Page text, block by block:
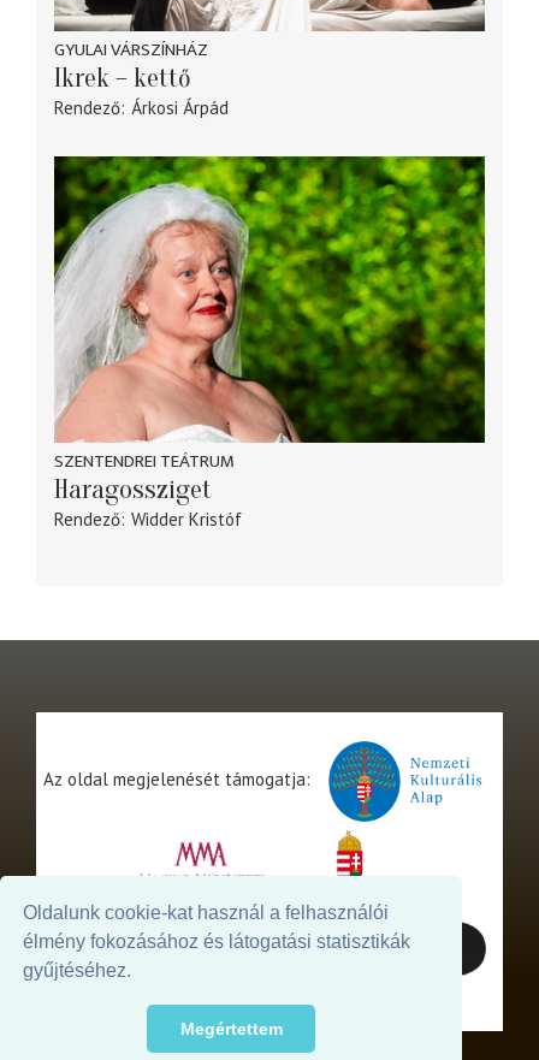
Oldalunk cookie-kat használ a felhasználói
élmény fokozásához és látogatási statisztikák
gyűjtéséhez.
Megértettem
GYULAI VÁRSZÍNHÁZ
Ikrek – kettő
Rendező Árkosi Árpád
SZENTENDREI TEÁTRUM
Haragossziget
Rendező Widder Kristóf
Az oldal megjelenését támogatja: